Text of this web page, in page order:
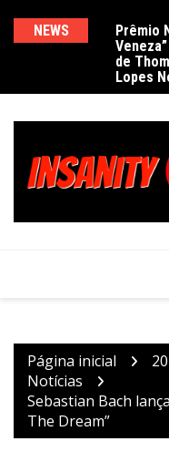
NEWS
Prêmio
de
Lopes
Página inicial
Notícias
Sebastian Bach
The Dream”